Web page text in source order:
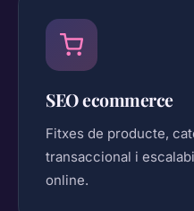
SEO ecommerce
Fitxes de producte,
transaccional i
online.